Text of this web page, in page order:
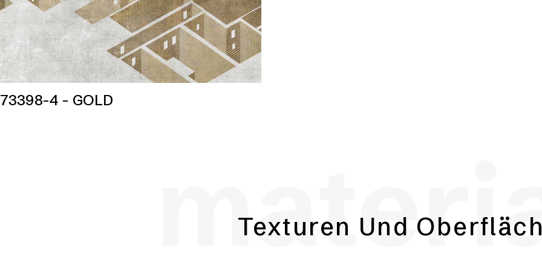
73398-4 - GOLD
Texturen Und